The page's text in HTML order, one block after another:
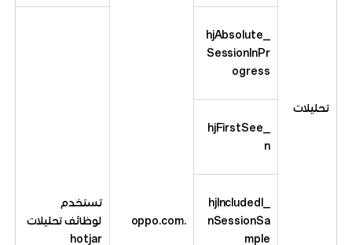
تحليلات
.oppo.com
_hjAbsolute
SessionInPr
ogress
تستخدم
لوظائف تحليلات
hotjar
_hjFirstSee
n
_hjIncludedI
nSessionSa
mple